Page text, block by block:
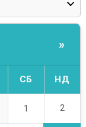
»
СБ НД
1 2